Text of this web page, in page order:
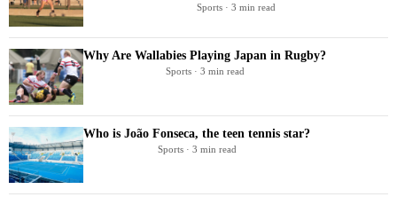
Sports · 3 min read
Why Are Wallabies Playing Japan in Rugby?
Sports · 3 min read
Who is João Fonseca, the teen tennis star?
Sports · 3 min read